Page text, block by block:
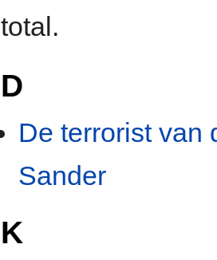
total.
D
De terrorist van
Sander
K